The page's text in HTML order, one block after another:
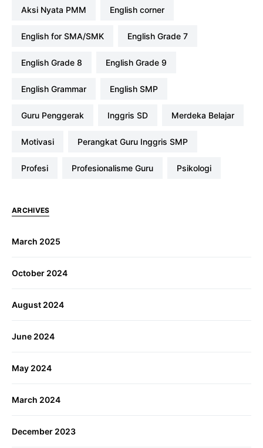
Aksi Nyata PMM english corner
English for SMA/SMK English Grade 7
English Grade 8 English Grade 9
English Grammar English SMP
Guru Penggerak Inggris SD Merdeka Belajar
Motivasi Perangkat Guru Inggris SMP
profesi Profesionalisme Guru Psikologi
ARCHIVES
March 2025
October 2024
August 2024
June 2024
May 2024
March 2024
December 2023